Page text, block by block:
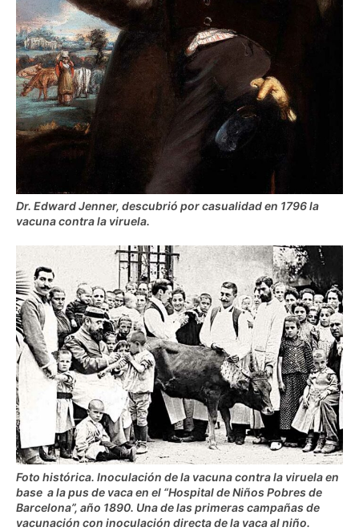
Dr. Edward Jenner, descubrió por casualidad en 1796 la
vacuna contra la viruela.
Foto histórica. Inoculación de la vacuna contra la viruela en
base a la pus de vaca en el “Hospital de Niños Pobres de
Barcelona”, año 1890. Una de las primeras campañas de
vacunación con inoculación directa de la vaca al niño.